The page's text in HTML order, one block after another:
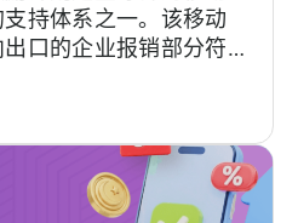
持体系之一。该移动
口的企业报销部分符
力度和上限因类别及